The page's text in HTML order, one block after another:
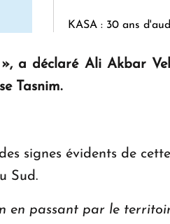
KASA : 30 ans
a déclaré Ali Akbar
Tasnim.
signes évidents de
Sud.
passant par le